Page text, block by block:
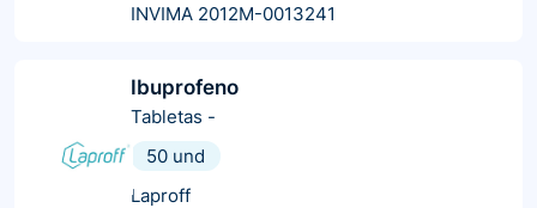
INVIMA 2012M-0013241
Ibuprofeno
Tabletas -
50 und
Laproff